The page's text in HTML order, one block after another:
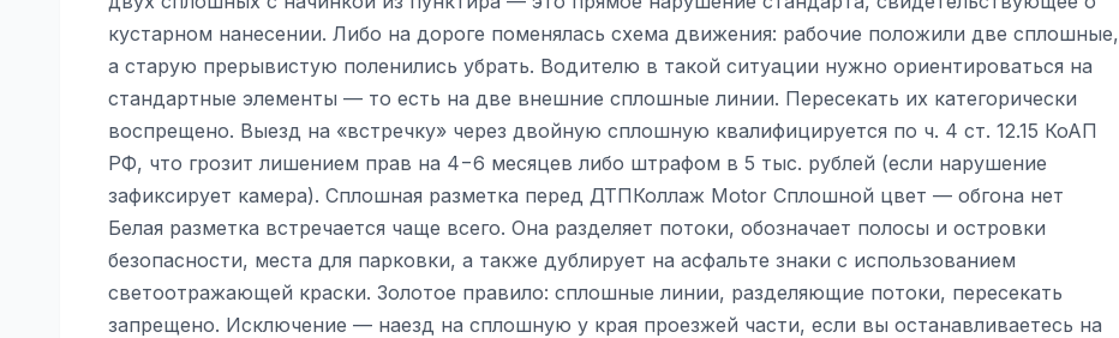
кустарном нанесении. Либо на дороге поменялась схема движения: рабочие положили две сплошные,
а старую прерывистую поленились убрать. Водителю в такой ситуации нужно ориентироваться на
стандартные элементы — то есть на две внешние сплошные линии. Пересекать их категорически
воспрещено. Выезд на «встречку» через двойную сплошную квалифицируется по ч. 4 ст. 12.15 КоАП
РФ, что грозит лишением прав на 4−6 месяцев либо штрафом в 5 тыс. рублей (если нарушение
зафиксирует камера). Сплошная разметка перед ДТПКоллаж Motor Сплошной цвет — обгона нет
Белая разметка встречается чаще всего. Она разделяет потоки, обозначает полосы и островки
безопасности, места для парковки, а также дублирует на асфальте знаки с использованием
светоотражающей краски. Золотое правило: сплошные линии, разделяющие потоки, пересекать
запрещено. Исключение — наезд на сплошную у края проезжей части, если вы останавливаетесь на